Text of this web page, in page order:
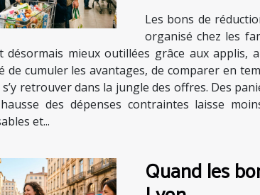
Les bons de
organisé chez les
désormais mieux outillées grâce aux applis,
de cumuler les avantages, de comparer en
retrouver dans la jungle des offres. Des
des dépenses contraintes laisse
et...
Quand les